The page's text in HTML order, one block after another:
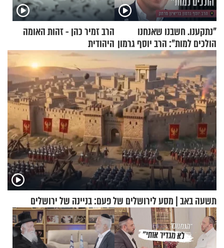
"נתקענו. חשבנו שאנחנו
הולכים למות": הרב יוסף גרמון
בריאיון מרתק
הרב זמיר כהן - זהות האומה
היהודית
תשעה באב | מסע לירושלים של פעם: בניינה של ירושלים